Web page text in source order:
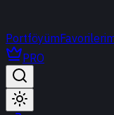
Portföyüm
PRO